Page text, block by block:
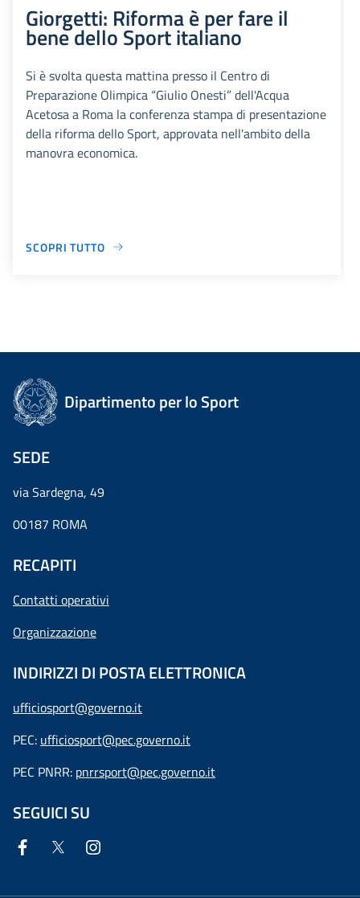
Giorgetti: Riforma è per fare il
bene dello Sport italiano
Si è svolta questa mattina presso il Centro di
Preparazione Olimpica “Giulio Onesti” dell'Acqua
Acetosa a Roma la conferenza stampa di presentazione
della riforma dello Sport, approvata nell'ambito della
manovra economica.
SCOPRI TUTTO
Dipartimento per lo Sport
SEDE
via Sardegna, 49
00187 ROMA
RECAPITI
Contatti operativi
Organizzazione
INDIRIZZI DI POSTA ELETTRONICA
ufficiosport@governo.it
PEC: ufficiosport@pec.governo.it
PEC PNRR: pnrrsport@pec.governo.it
SEGUICI SU